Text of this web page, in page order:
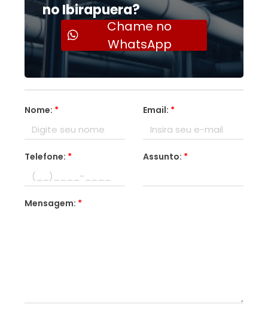
no Ibirapuera?
Chame no
WhatsApp
Nome: * Email: *
Telefone: * Assunto: *
Mensagem: *